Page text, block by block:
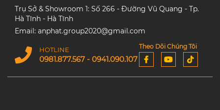
Trụ Sở & Showroom 1: Số 266 - Đường Vũ Quang - Tp.
Hà Tĩnh - Hà Tĩnh
Email: anphat.group2020@gmail.com
HOTLINE
0981.877.567 - 0941.090.107
Theo Dõi Chúng Tôi